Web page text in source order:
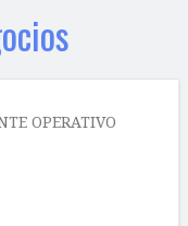
OPERATIVO